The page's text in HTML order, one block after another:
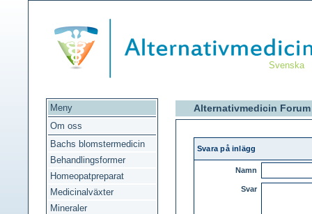
Svenska
Meny
Om oss
Bachs blomstermedicin
Behandlingsformer
Homeopatpreparat
Medicinalväxter
Mineraler
Alternativmedicin Forum
Svara på inlägg
Namn
Svar